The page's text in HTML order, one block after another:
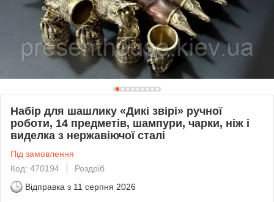
Набір для шашлику «Дикі звірі» ручної
роботи, 14 предметів, шампури, чарки, ніж і
виделка з нержавіючої сталі
Під замовлення
Код: 470194
Роздріб
Відправка з 11 серпня 2026